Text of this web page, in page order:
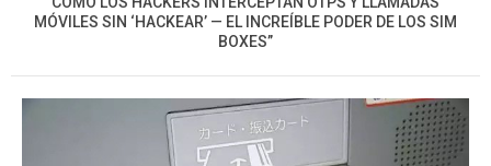
MÓVILES SIN ‘HACKEAR’ — EL INCREÍBLE PODER DE LOS SIM
BOXES”